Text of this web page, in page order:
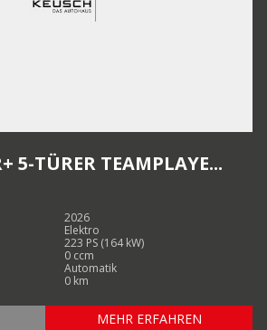
5-TÜRER TEAMPLAYE...
2026
Elektro
223 PS (164 kW)
0 ccm
Automatik
0 km
MEHR ERFAHREN